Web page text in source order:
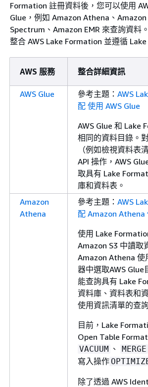
Formation 註冊資料後，您可以使用
Glue，例如 Amazon Athena、
Spectrum、Amazon EMR 來查詢資料
整合 AWS Lake Formation 並遵循
AWS 服務 整合詳細資訊
AWS Glue 參考主題： AWS
配 使用 AWS Glue
AWS Glue 和 Lake
相同的資料目錄。
（例如檢視資料表
API 操作，AWS
取具有 Lake
庫和資料表。
Amazon
Athena
參考主題： AWS
配 Amazon Athena
使用 Lake
Amazon S3 中讀取
Amazon Athena 使
器中選取AWS Glue
能查詢具有 Lake
資料庫、資料表和
使用資訊清單的查
目前，Lake
Open Table
VACUUM 、 MERGE
寫入操作
除了透過 AWS